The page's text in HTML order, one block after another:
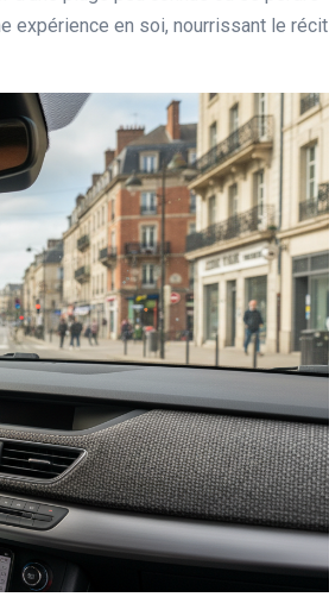
expérience en soi, nourrissant le récit